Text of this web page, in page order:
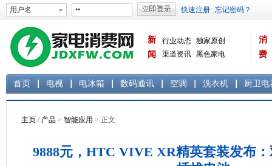
新
闻
行业动态 独家原创
渠道资讯 黑色家电
消
费
首页 电视 电冰箱 数码通讯 空调 洗衣机 厨卫电
主页 / 产品 > 智能应用 > 正文
9888元，HTC VIVE XR精英套装发布：